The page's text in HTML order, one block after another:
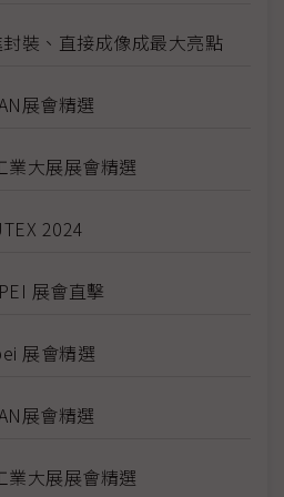
裝、直接成像成最大亮點
展會精選
大展展會精選
2024
展會直擊
展會精選
展會精選
大展展會精選